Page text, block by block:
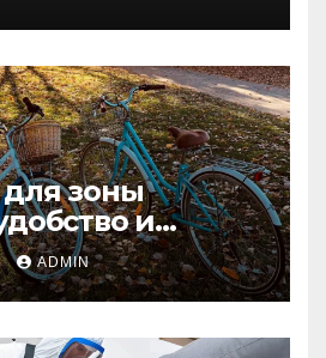
зоны
и
на участке
ADMIN